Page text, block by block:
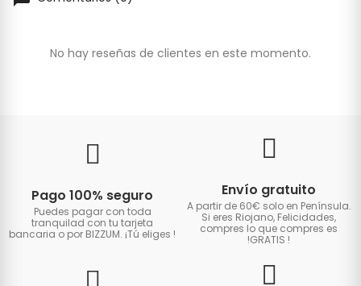
No hay reseñas de clientes en este momento.
Pago 100% seguro
Puedes pagar con toda
tranquilad con tu tarjeta
bancaria o por BIZZUM. ¡Tú eliges !
Envío gratuito
A partir de 60€ solo en Península.
Si eres Riojano, Felicidades,
compres lo que compres es
!GRATIS !